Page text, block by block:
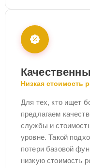
Низкая стоимость
Для тех, кто ищет
предлагаем
службы и
уровне. Такой
потери базовой
низкую стоимость